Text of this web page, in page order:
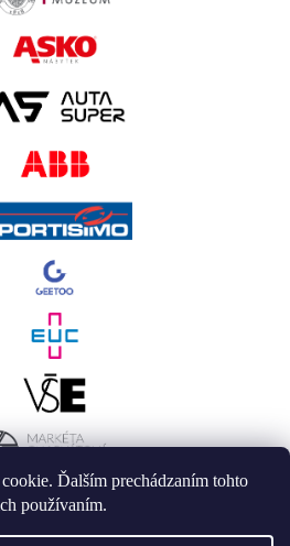
Ďalším prechádzaním tohto
používaním.